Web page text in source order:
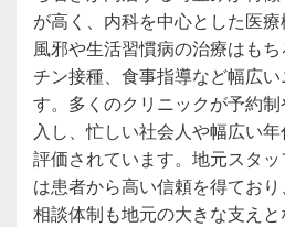
が高く、内科を中心とした医療
風邪や生活習慣病の治療はも
チン接種、食事指導など幅広
す。多くのクリニックが予約
入し、忙しい社会人や幅広い
評価されています。地元スタ
は患者から高い信頼を得てお
相談体制も地元の大きな支えと